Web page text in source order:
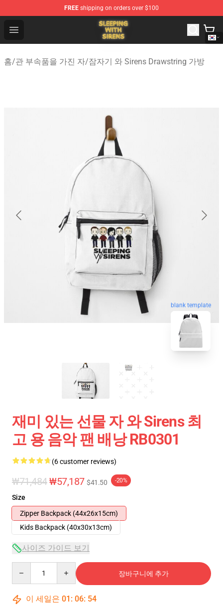
FREE shipping on orders over $100
Open menu
Sleeping With Sirens Store - Official Sleeping With
홈/관 부속품을 가진 자/잠자기 와 Sirens Drawstring 가방
blank template
재미 있는 선물 자 와 Sirens 최
고 용 음악 팬 배낭 RB0301
(6 customer reviews)
₩71,484₩57,187 $41.50 -20%
Size
Zipper Backpack (44x26x15cm)
Kids Backpack (40x30x13cm)
사이즈 가이드 보기
장바구니에 추가
이 세일은 01 : 06: 54